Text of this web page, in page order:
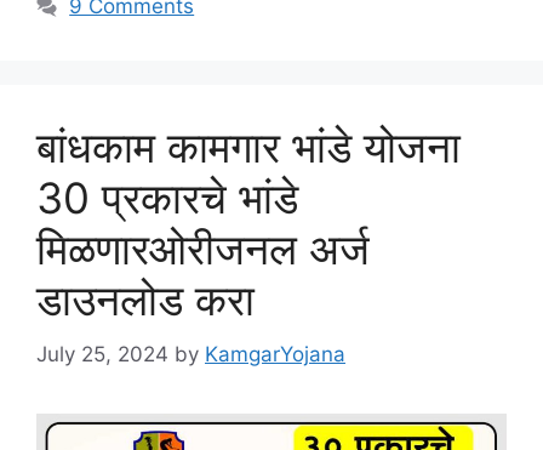
9 Comments
बांधकाम कामगार भांडे योजना
30 प्रकारचे भांडे
मिळणारओरीजनल अर्ज
डाउनलोड करा
July 25, 2024 by KamgarYojana